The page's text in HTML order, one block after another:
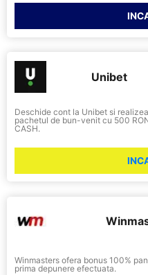
Unibet
Deschide cont la Unibet si
pachetul de bun-venit cu 500
CASH.
Winmasters ofera bonus 100%
prima depunere efectuata.